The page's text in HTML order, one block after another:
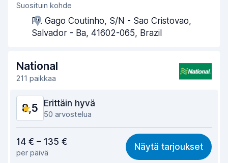
Toimihenkilön avuliaisuus
Noutonopeus
Auton siisteys 8,7
Auton kunto
Suosituin kohde
Pr. Gago Coutinho, S/N - Sao Cristovao,
Salvador - Ba, 41602-065, Brazil
National
211 paikkaa
8,5 Erittäin hyvä
50 arvostelua
8,3
Löytämisen helppous 8,3
14 € – 135 €
per päivä
Näytä tarjoukset